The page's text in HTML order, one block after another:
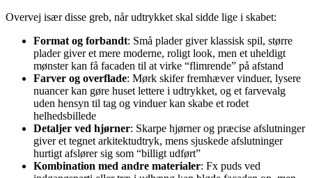
Overvej især disse greb, når udtrykket skal sidde lige i skabet:
Format og forbandt: Små plader giver klassisk spil, større
plader giver et mere moderne, roligt look, men et uheldigt
mønster kan få facaden til at virke “flimrende” på afstand
Farver og overflade: Mørk skifer fremhæver vinduer, lysere
nuancer kan gøre huset lettere i udtrykket, og et farvevalg
uden hensyn til tag og vinduer kan skabe et rodet
helhedsbillede
Detaljer ved hjørner: Skarpe hjørner og præcise afslutninger
giver et tegnet arkitektudtryk, mens sjuskede afslutninger
hurtigt afslører sig som “billigt udført”
Kombination med andre materialer: Fx puds ved